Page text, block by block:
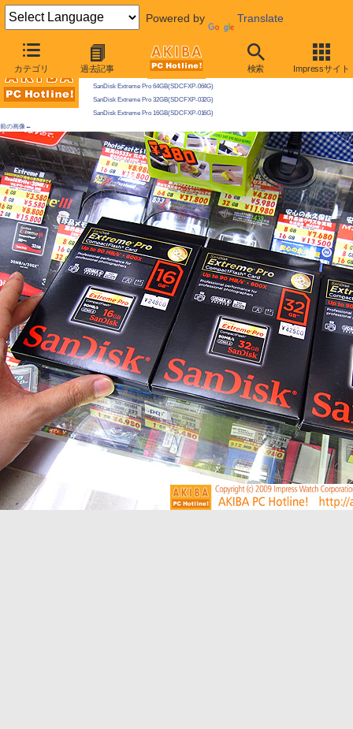
Powered by Translate
カテゴリ 過去記事 検索 Impressサイト
AKIBA PC Hotline! 2009年9月19日号
今週見つけた新製品：PCカード/CFカード類
SanDisk Extreme Pro 64GB(SDCFXP-064G)
SanDisk Extreme Pro 32GB(SDCFXP-032G)
SanDisk Extreme Pro 16GB(SDCFXP-016G)
前の画像←